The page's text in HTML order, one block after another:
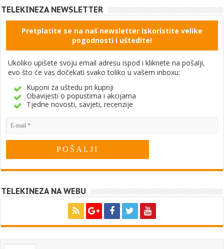
TELEKINEZA NEWSLETTER
Pretplatite se na naš newsletter Iskoristite velike
pogodnosti i uštedite!
Ukoliko upišete svoju email adresu ispod i kliknete na pošalji,
evo što će vas dočekati svako toliko u vašem inboxu:
Kuponi za uštedu pri kupnji
Obavijesti o popustima i akcijama
Tjedne novosti, savjeti, recenzije
TELEKINEZA NA WEBU